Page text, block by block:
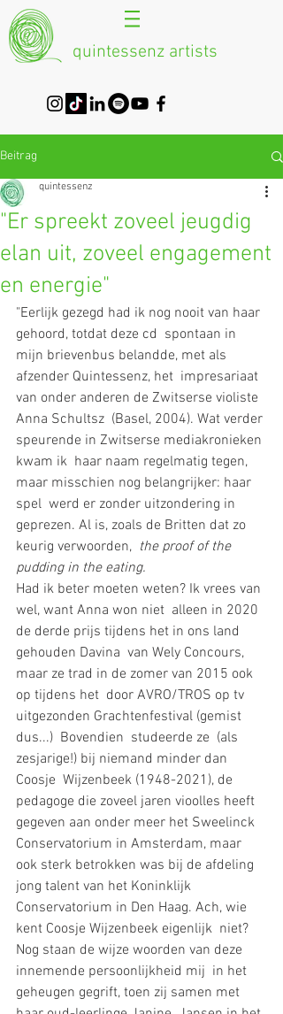
quintessenz artists
Beitrag
"Er spreekt zoveel jeugdig
elan uit, zoveel engagement
en energie"
quintessenz
"Eerlijk gezegd had ik nog nooit van haar
gehoord, totdat deze cd  spontaan in
mijn brievenbus belandde, met als
afzender Quintessenz, het  impresariaat
van onder anderen de Zwitserse violiste
Anna Schultsz  (Basel, 2004). Wat verder
speurende in Zwitserse mediakronieken
kwam ik  haar naam regelmatig tegen,
maar misschien nog belangrijker: haar
spel  werd er zonder uitzondering in
geprezen. Al is, zoals de Britten dat zo
keurig verwoorden, the proof of the
pudding in the eating.
Had ik beter moeten weten? Ik vrees van
wel, want Anna won niet  alleen in 2020
de derde prijs tijdens het in ons land
gehouden Davina  van Wely Concours,
maar ze trad in de zomer van 2015 ook
op tijdens het  door AVRO/TROS op tv
uitgezonden Grachtenfestival (gemist
dus...)  Bovendien  studeerde ze  (als
zesjarige!) bij niemand minder dan
Coosje  Wijzenbeek (1948-2021), de
pedagoge die zoveel jaren vioolles heeft
gegeven aan onder meer het Sweelinck
Conservatorium in Amsterdam, maar
ook sterk betrokken was bij de afdeling
jong talent van het Koninklijk
Conservatorium in Den Haag. Ach, wie
kent Coosje Wijzenbeek eigenlijk  niet?
Nog staan de wijze woorden van deze
innemende persoonlijkheid mij  in het
geheugen gegrift, toen zij samen met